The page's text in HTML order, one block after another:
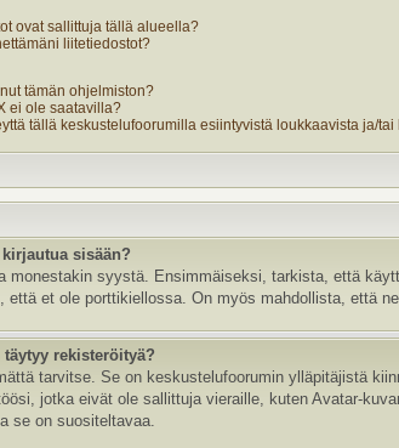
ovat sallittuja tällä alueella?
liitetiedostot?
tämän ohjelmiston?
ei ole saatavilla?
tällä keskustelufoorumilla esiintyvistä loukkaavista ja/
sisään?
monestakin syystä. Ensimmäiseksi, tarkista, että
että et ole porttikiellossa. On myös mahdollista, että
rekisteröityä?
tarvitse. Se on keskustelufoorumin ylläpitäjistä
jotka eivät ole sallittuja vieraille, kuten Avatar-
se on suositeltavaa.